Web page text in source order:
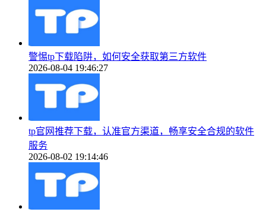
警惕tp下载陷阱，如何安全获取第三方软件
2026-08-04 19:46:27
tp官网推荐下载，认准官方渠道，畅享安全合规的软件
服务
2026-08-02 19:14:46